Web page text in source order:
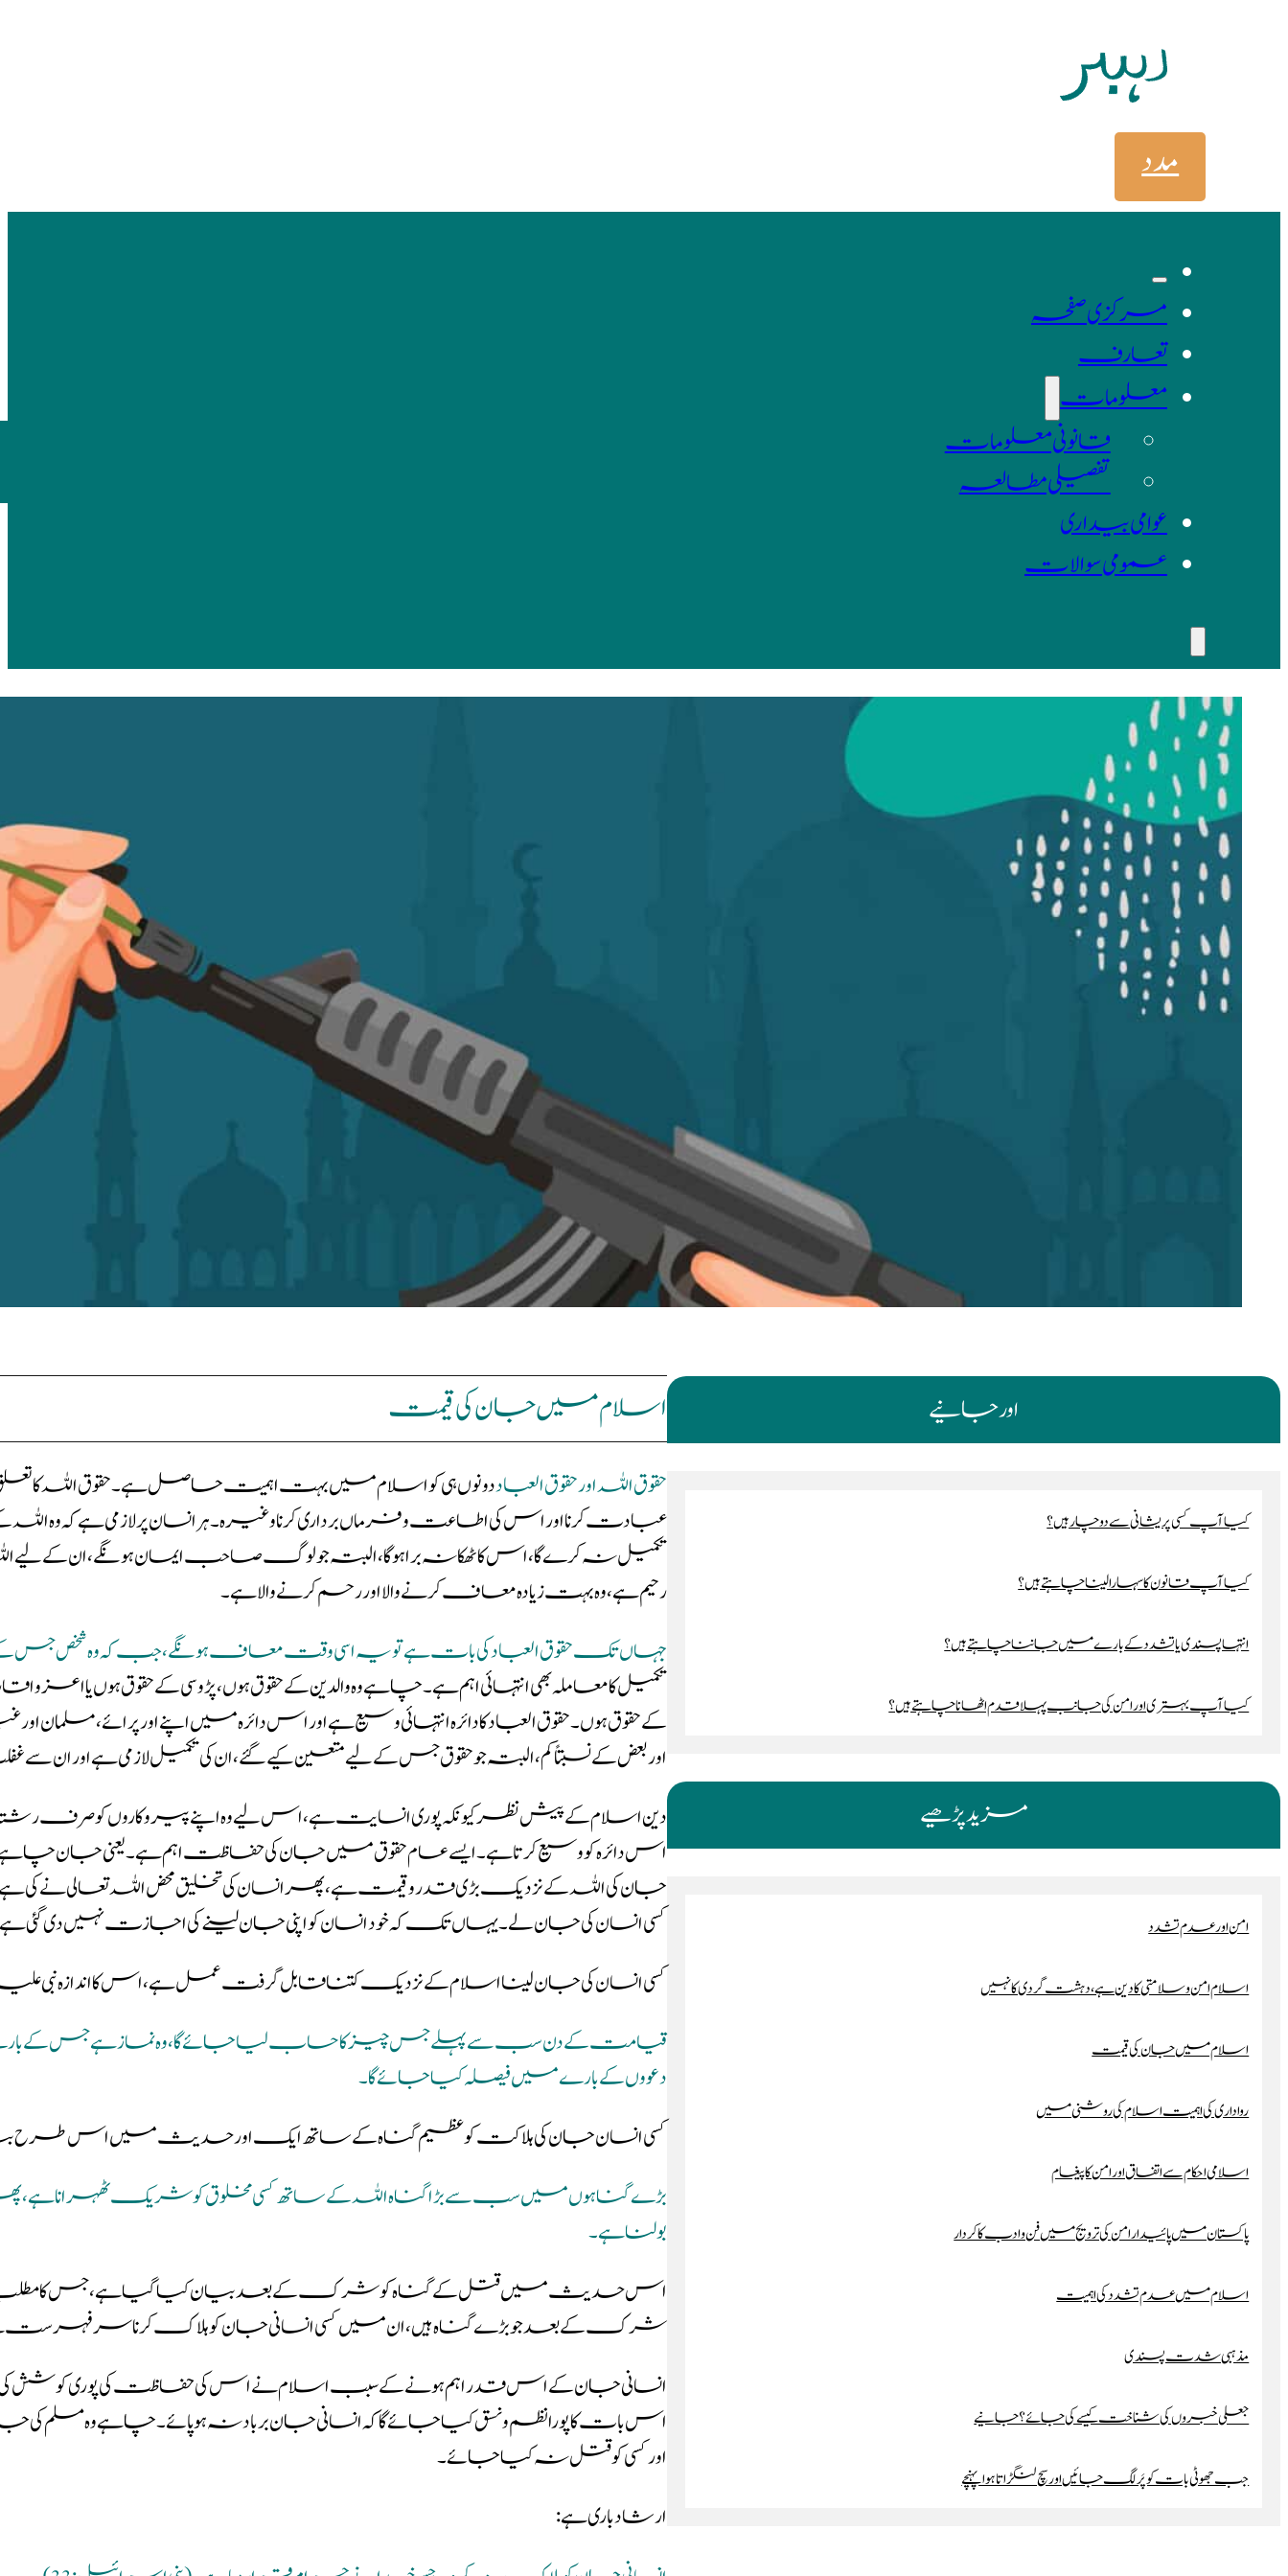
مدد
مرکزی صفحہ
تعارف
معلومات
قانونی معلومات
تفصیلی مطالعہ
عوامی بیداری
عمومی سوالات
اسلام میں جان کی قیمت
حقوق اللہ اور حقوق العباددونوں ہی کو اسلام میں بہت اہمیت حاصل ہے۔حقوق اللہ کا
عبادت کرنا اور اس کی اطاعت وفرماں برداری کرناوغیرہ۔ہر انسان پر لازمی ہے کہ وہ اللہ کے
تکمیل نہ کرے گا ، اس کا ٹھکانہ برا ہوگا ، البتہ جو لوگ صاحب ایمان ہونگے ، ان کے لیے
رحیم ہے ، وہ بہت زیادہ معاف کر نے والا اور رحم کر نے والا ہے ۔
جہاں تک حقوق العباد کی بات ہے تو یہ اسی وقت معاف ہونگے ، جب کہ وہ شخص جس کے
تکمیل کا معاملہ بھی انتہائی اہم ہے۔ چاہے وہ والدین کے حقوق ہوں ، پڑوسی کے حقوق ہوں یا
کے حقوق ہوں ۔ حقوق العباد کا دائرہ انتہائی وسیع ہے اور اس دائرہ میں اپنے اور پرائے ،
اور بعض کے نسبتاً کم ، البتہ جو حقوق جس کے لیے متعین کیے گئے ،ان کی تکمیل لازمی ہے اور
دین اسلام کے پیش نظر کیونکہ پوری انسایت ہے ، اس لیے وہ اپنے پیروکاروں کو صرف رشتہ
اس دائرہ کو وسیع کر تا ہے ۔ ایسے عام حقوق میں جان کی حفاظت اہم ہے ۔ یعنی جان چاہے
جان کی اللہ کے نزدیک بڑی قد ر وقیمت ہے ، پھر انسا ن کی تخلیق محض اللہ تعالی نے
کسی انسان کی جان لے ۔یہاں تک کہ خود انسان کواپنی جان لینے کی اجازت نہیں دی گئی
کسی انسان کی جان لینا اسلام کے نزدیک کتنا قابل گرفت عمل ہے ، اس کا اندازہ
قیامت کے دن سب سے پہلے جس چیز کا حساب لیا جائے گا ، وہ نماز ہے جس کے
دعووں کے بارے میں فیصلہ کیا جائے گا۔
کسی انسان جان کی ہلاکت کو عظیم گناہ کے ساتھ ایک اور حدیث میں اس طرح
بڑے گناہوں میں سب سے بڑا گناہ اللہ کے ساتھ کسی مخلوق کو شریک ٹھہرانا ہے، پھر
بولنا ہے۔
اس حدیث میں قتل کے گناہ کو شرک کے بعد بیان کیا گیا ہے ، جس کا
شرک کے بعد جو بڑے گناہ ہیں ، ان میں کسی انسانی جان کو ہلا ک کرنا سر فہرست
انسانی جان کے اس قدر اہم ہونے کے سبب اسلام نے اس کی حفاظت کی پوری کو شش کی
اس بات کا پورا نظم و نسق کیا جائے گا کہ انسانی جان برباد نہ ہوپائے ۔ چاہے وہ مسلم
اور کسی کو قتل نہ کیا جائے ۔
ارشاد باری ہے:
اور جانیے
کیا آپ کسی پریشانی سے دوچار ہیں؟
کیا آپ قانون کا سہارا لینا چاہتے ہیں؟
انتہا پسندی یا تشدد کے بارے میں جاننا چاہتے ہیں؟
کیا آپ بہتری اور امن کی جانب پہلا قدم اٹھانا چاہتے ہیں؟
مزید پڑھیے
امن اور عدم تشدد
اسلام امن و سلامتی کا دین ہے، دہشت گردی کا نہیں
اسلام میں جان کی قیمت
رواداری کی اہمیت اسلام کی روشنی میں
اسلامی احکام سے اتفاق اور امن کا پیغام
پاکستان میں پائیدار امن کی ترویج میں فن و ادب کا کردار
اسلام میں عدم تشدد کی اہمیت
مذہبی شدت پسندی
جعلی خبروں کی شناخت کیسے کی جائے؟ جانیے
جب جھوٹی بات کو پَر لگ جائیں اور سچ لنگڑاتا ہوا پہنچے